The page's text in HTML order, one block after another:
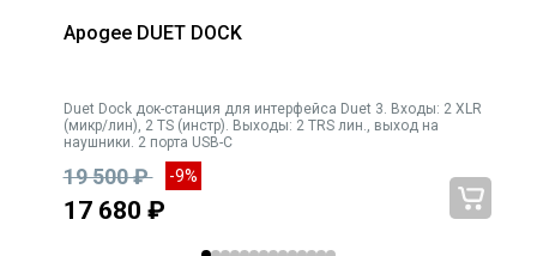
Apogee DUET DOCK
Duet Dock док-станция для интерфейса Duet 3. Входы: 2 XLR
(микр/лин), 2 TS (инстр). Выходы: 2 TRS лин., выход на
наушники. 2 порта USB-C
19 500 ₽ -9%
17 680 ₽